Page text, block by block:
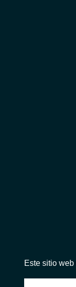
© 2026 InstantAudio.
Este sitio